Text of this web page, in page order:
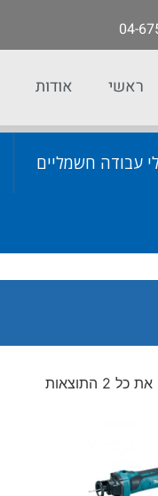
ראשי אודות
עבודה חשמליים
⁦2⁩ התוצאות